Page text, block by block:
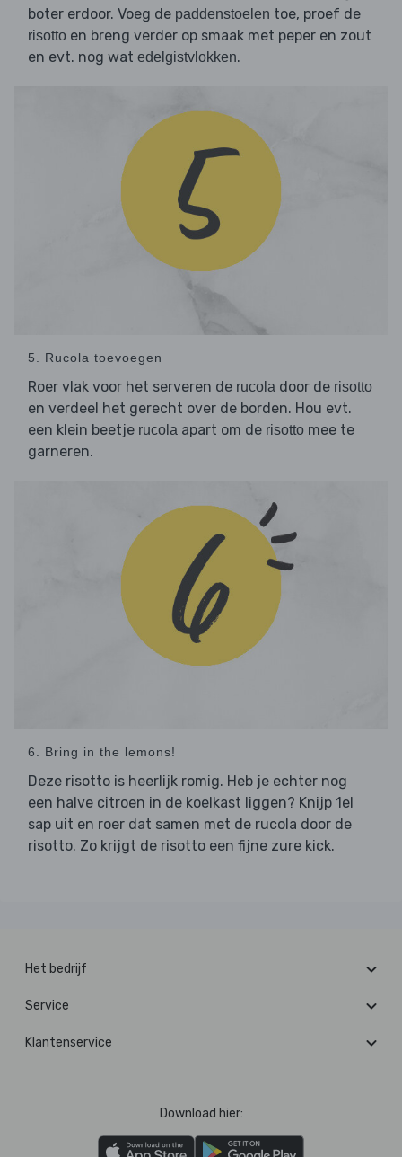
boter erdoor. Voeg de paddenstoelen toe, proef de
risotto en breng verder op smaak met peper en zout
en evt. nog wat edelgistvlokken.
5. Rucola toevoegen
Roer vlak voor het serveren de rucola door de risotto
en verdeel het gerecht over de borden. Hou evt.
een klein beetje rucola apart om de risotto mee te
garneren.
6. Bring in the lemons!
Deze risotto is heerlijk romig. Heb je echter nog
een halve citroen in de koelkast liggen? Knijp 1el
sap uit en roer dat samen met de rucola door de
risotto. Zo krijgt de risotto een fijne zure kick.
Het bedrijf
Service
Klantenservice
Download hier: